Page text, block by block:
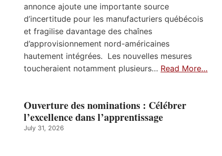
annonce ajoute une importante source
d’incertitude pour les manufacturiers québécois
et fragilise davantage des chaînes
d’approvisionnement nord-américaines
hautement intégrées. Les nouvelles mesures
toucheraient notamment plusieurs… Read More…
Ouverture des nominations : Célébrer
l’excellence dans l’apprentissage
July 31, 2026